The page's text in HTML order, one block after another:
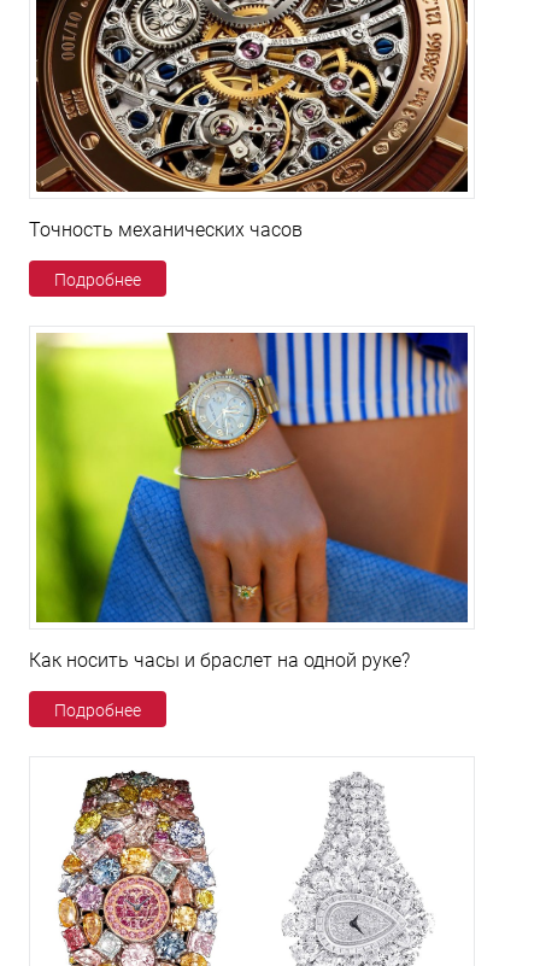
Точность механических часов
Подробнее
Как носить часы и браслет на одной руке?
Подробнее